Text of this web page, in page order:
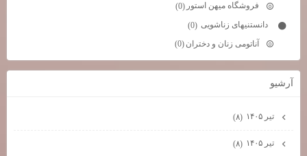
فروشگاه میهن استور (0)
دانستنیهای زناشویی (0)
آناتومی زنان و دختران (0)
آرشيو
تیر ۱۴۰۵ (۸)
تیر ۱۴۰۵ (۸)